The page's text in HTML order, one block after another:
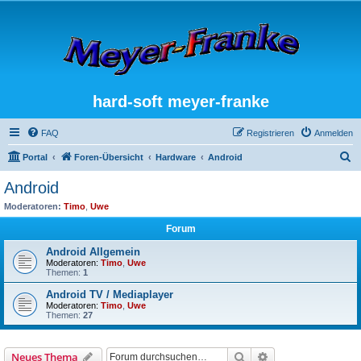
hard-soft meyer-franke
FAQ Anmelden
Registrieren
Portal Foren-Übersicht Hardware Android
Android
Moderatoren: Timo Uwe
Forum
Android Allgemein
Moderatoren: Timo Uwe
Themen: 1
Android TV / Mediaplayer
Moderatoren: Timo Uwe
Themen: 27
Neues Thema Suche